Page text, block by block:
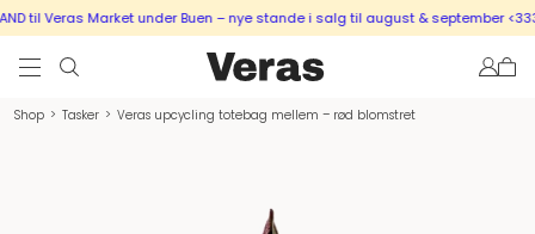
til Veras Market under Buen – nye stande i salg til august & september <333
Shop > Tasker > Veras upcycling totebag mellem – rød blomstret